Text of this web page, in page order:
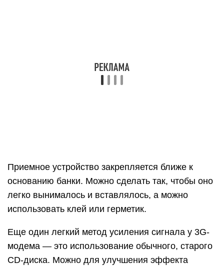
Приемное устройство закрепляется ближе к
основанию банки. Можно сделать так, чтобы оно
легко вынималось и вставлялось, а можно
использовать клей или герметик.
Еще один легкий метод усиления сигнала у 3G-
модема — это использование обычного, старого
CD-диска. Можно для улучшения эффекта